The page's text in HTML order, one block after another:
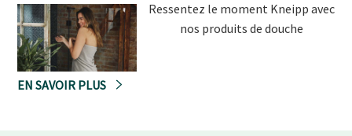
Ressentez le moment Kneipp avec
nos produits de douche
EN SAVOIR PLUS